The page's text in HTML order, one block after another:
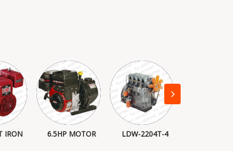
IRON 6.5HP MOTOR LDW-2204T-4